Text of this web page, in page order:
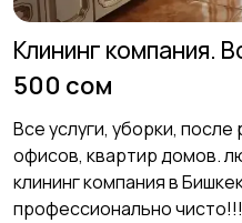
Клининг компания.
500 сом
Все услуги, уборки,
офисов, квартир домов.
клининг компания в
профессионально